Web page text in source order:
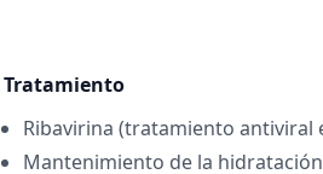
Tratamiento
Ribavirina (tratamiento antiviral
Mantenimiento de la hidratación